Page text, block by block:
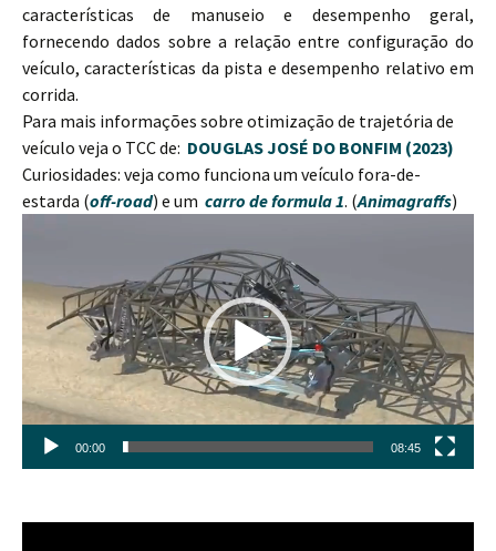
características de manuseio e desempenho geral,
fornecendo dados sobre a relação entre configuração do
veículo, características da pista e desempenho relativo em
corrida.
Para mais informações sobre otimização de trajetória de
veículo veja o TCC de: DOUGLAS JOSÉ DO BONFIM (2023)
Curiosidades: veja como funciona um veículo fora-de-
estarda (off-road) e um carro de formula 1. (Animagraffs)
vídeo
00:00 08:45